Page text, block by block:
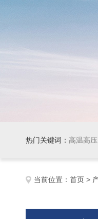
热门关键词： 高温高
当前位置： 首页 >